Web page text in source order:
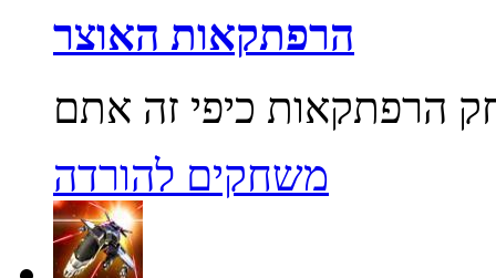
הרפתקאות האוצר
משחקים להורדה